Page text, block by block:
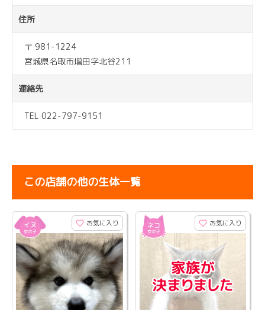
住所
〒 981-1224
宮城県名取市増田字北谷211
連絡先
TEL 022-797-9151
この店舗の他の生体一覧
お気に入り お気に入り